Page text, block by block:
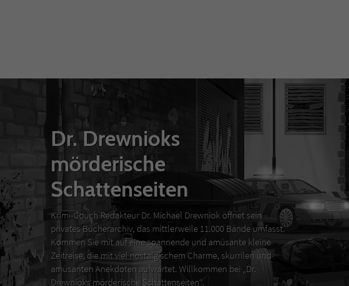
Dr. Drewnioks
mörderische
Schattenseiten
Krimi-Couch Redakteur Dr. Michael Drewniok öffnet sein
privates Bücherarchiv, das mittlerweile 11.000 Bände umfasst.
Kommen Sie mit auf eine spannende und amüsante kleine
Zeitreise, die mit viel nostalgischem Charme, skurrilen und
amüsanten Anekdoten aufwartet. Willkommen bei „Dr.
Drewnioks mörderische Schattenseiten“.